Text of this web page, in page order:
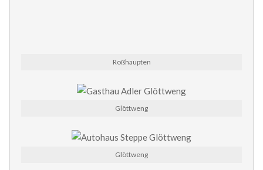
Roßhaupten
Glöttweng
Glöttweng